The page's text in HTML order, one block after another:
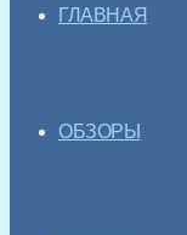
ГЛАВНАЯ
ОБЗОРЫ